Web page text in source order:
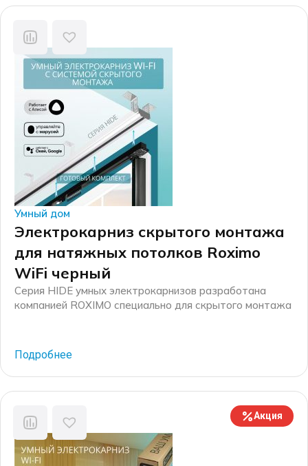
каждого электрокарниза осуществляется на
Умный дом
Электрокарниз скрытого монтажа
для натяжных потолков Roximo
WiFi черный
Серия HIDE умных электрокарнизов разработана
компанией ROXIMO специально для скрытого монтажа
профиль и заглушки для него, специальные редукторы
для электрокарниза узкого формата, соединители
профилей и крепежные элементы. В результате
электрокарниз вставляется в закладной профиль и
составляет одну плоскость с натяжным потолком.
Компания […]
Подробнее
Акция